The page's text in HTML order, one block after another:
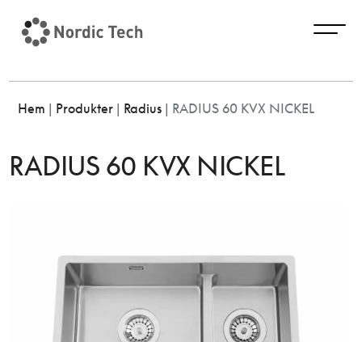
Hem | Produkter| Radius| RADIUS 60 KVX NICKEL
RADIUS 60 KVX NICKEL